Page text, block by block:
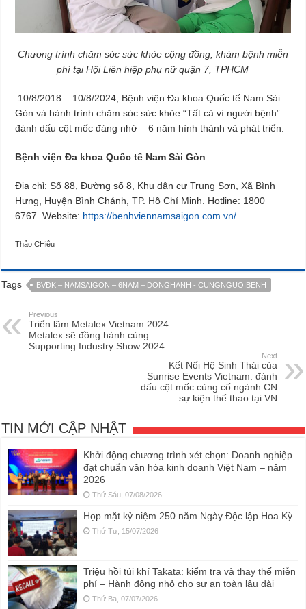
Chương trình chăm sóc sức khỏe cộng đồng, khám bệnh miễn
phí tại Hội Liên hiệp phụ nữ quận 7, TPHCM
10/8/2018 – 10/8/2024, Bệnh viện Đa khoa Quốc tế Nam Sài
Gòn và hành trình chăm sóc sức khỏe “Tất cả vì người bệnh”
đánh dấu cột mốc đáng nhớ – 6 năm hình thành và phát triển.
Bệnh viện Đa khoa Quốc tế Nam Sài Gòn
Địa chỉ: Số 88, Đường số 8, Khu dân cư Trung Sơn, Xã Bình
Hưng, Huyện Bình Chánh, TP. Hồ Chí Minh. Hotline: 1800
6767. Website: https://benhviennamsaigon.com.vn/
Thảo CHiêu
Tags BVĐK – NAMSAIGON – 6NAM – DONGHANH - CUNGNGUOIBENH
Previous
Triển lãm Metalex Vietnam 2024
Metalex sẽ đồng hành cùng
Supporting Industry Show 2024
Next
Kết Nối Hệ Sinh Thái của
Sunrise Events Vietnam: đánh
dấu cột mốc củng cố ngành CN
sự kiện thể thao tại VN
TIN MỚI CẬP NHẬT
Khởi động chương trình xét chọn: Doanh nghiệp
đạt chuẩn văn hóa kinh doanh Việt Nam – năm
2026
Thứ Sáu, 07/08/2026
Họp mặt kỷ niệm 250 năm Ngày Độc lập Hoa Kỳ
Thứ Tư, 15/07/2026
Triệu hồi túi khí Takata: kiểm tra và thay thế miễn
phí – Hành động nhỏ cho sự an toàn lâu dài
Thứ Ba, 07/07/2026